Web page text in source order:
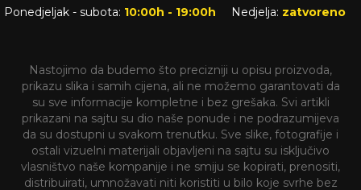
Ponedjeljak - subota: 10:00h - 19:00h Nedjelja: zatvoreno
Nastojimo da budemo što precizniji u opisu proizvoda,
prikazu slika i samih cijena, ali ne možemo garantovati da
su sve informacije kompletne i bez grešaka. Svi artikli
prikazani na sajtu su dio naše ponude i ne podrazumijeva
da su dostupni u svakom trenutku. Sve slike, fotografije i
ostali vizuelni materijali objavljeni na sajtu su isključivo
vlasništvo naše kompanije i ne smiju se kopirati, prenositi,
distribuirati, umnožavati niti koristiti u bilo koje svrhe bez